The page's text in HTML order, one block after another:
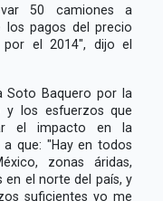
50 camiones a
los pagos del precio
el 2014", dijo el
Soto Baquero por la
y los esfuerzos que
el impacto en la
que: "Hay en todos
zonas áridas,
en el norte del país, y
suficientes yo me